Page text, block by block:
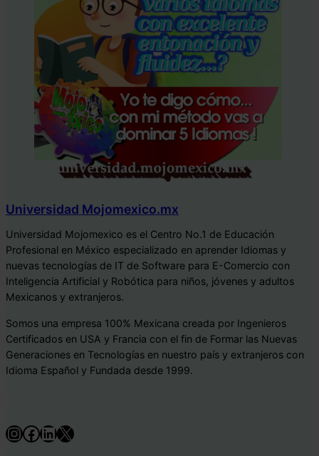
Universidad Mojomexico.mx
Universidad Mojomexico es el Centro No.1 de Educación
Profesional en México especializado en aprender Idiomas y
nuevas tecnologías de IT de Software para E-Comercio con
Inteligencia Artificial y Robótica para niños, jóvenes y adultos
Mexicanos y extranjeros.
Somos una empresa 100% Mexicana creada por Ingenieros
Certificados en USA y Francia con el fin de Formar las Nuevas
Generaciones en Tecnologías en nuestro país y extranjeros con
Idioma Español y Fundada desde 1999.
InstagramFacebook LinkedIn X